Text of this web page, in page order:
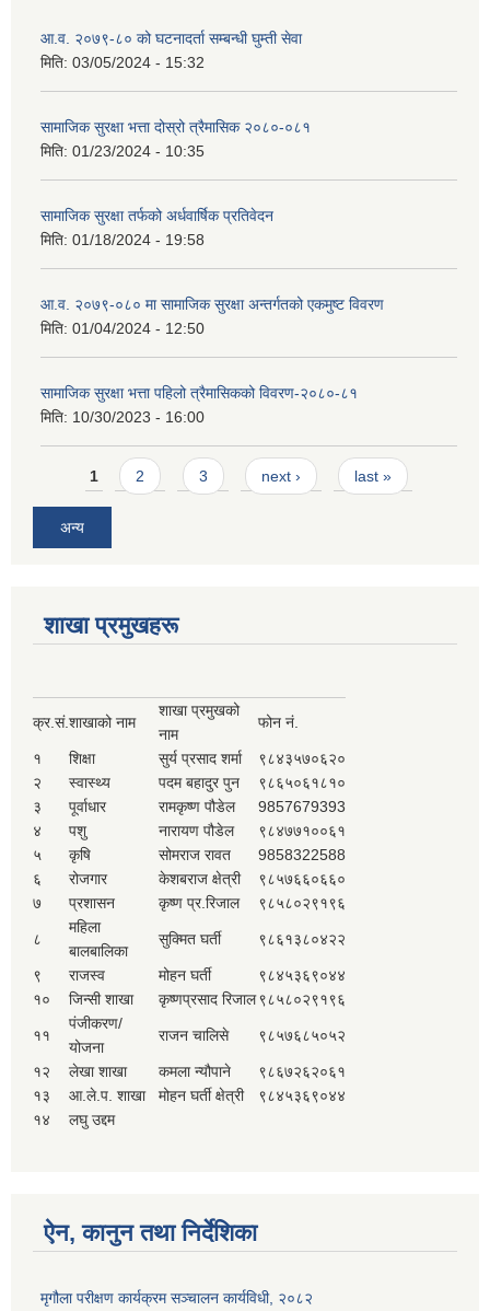
आ.व. २०७९-८० को घटनादर्ता सम्बन्धी घुम्ती सेवा
मिति: 03/05/2024 - 15:32
सामाजिक सुरक्षा भत्ता दोस्रो त्रैमासिक २०८०-०८१
मिति: 01/23/2024 - 10:35
सामाजिक सुरक्षा तर्फको अर्धवार्षिक प्रतिवेदन
मिति: 01/18/2024 - 19:58
आ.व. २०७९-०८० मा सामाजिक सुरक्षा अन्तर्गतको एकमुष्ट विवरण
मिति: 01/04/2024 - 12:50
सामाजिक सुरक्षा भत्ता पहिलो त्रैमासिकको विवरण-२०८०-८१
मिति: 10/30/2023 - 16:00
Pages
1 2 3 next › last »
अन्य
शाखा प्रमुखहरू
क्र.सं.शाखाको नाम
शाखा प्रमुखको
नाम
फोन नं.
१ शिक्षा सुर्य प्रसाद शर्मा
९८४३५७०६२०
२
स्वास्थ्य पदम बहादुर पुन
९८६५०६१८१०
३
पूर्वाधार रामकृष्ण पौडेल
9857679393
४
पशु नारायण पौडेल
९८४७७१००६१
५
कृषि सोमराज रावत
9858322588
६
रोजगार केशबराज क्षेत्री
९८५७६६०६६०
७
प्रशासन कृष्ण प्र.रिजाल ९८५८०२९१९६
८
महिला
बालबालिका
सुक्मित घर्ती ९८६१३८०४२२
९ राजस्व मोहन घर्ती
९८४५३६९०४४
१०
जिन्सी शाखा कृष्णप्रसाद रिजाल९८५८०२९१९६
११
पंजीकरण/
योजना
राजन चालिसे ९८५७६८५०५२
१२ लेखा शाखा कमला न्यौपाने
९८६७२६२०६१
१३
आ.ले.प. शाखा मोहन घर्ती क्षेत्री
९८४५३६९०४४
१४
लघु उद्दम
ऐन, कानुन तथा निर्देशिका
मृगौला परीक्षण कार्यक्रम सञ्चालन कार्यविधी, २०८२